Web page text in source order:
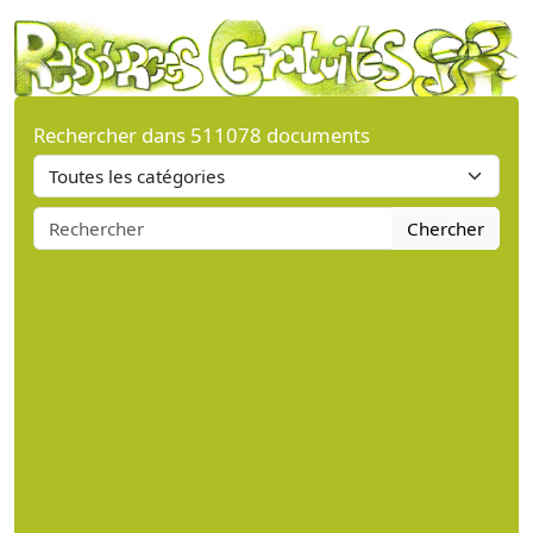
Rechercher dans 511078 documents
Chercher